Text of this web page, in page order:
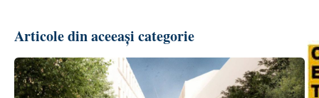
Articole din aceeași categorie